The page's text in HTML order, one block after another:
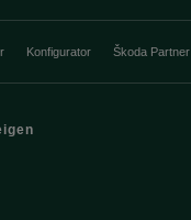
Konfigurator Škoda Partner